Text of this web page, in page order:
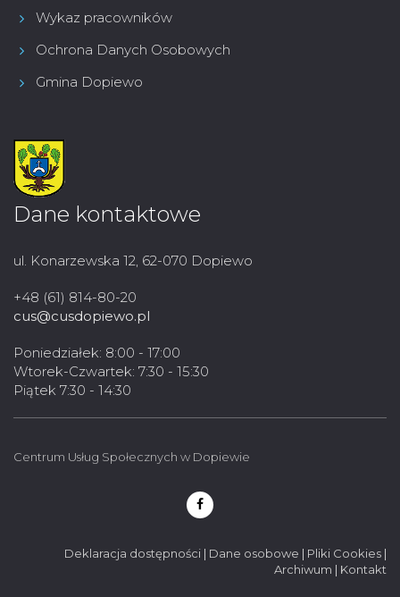
Wykaz pracowników
Ochrona Danych Osobowych
Gmina Dopiewo
Dane kontaktowe
ul. Konarzewska 12, 62-070 Dopiewo
+48 (61) 814-80-20
cus@cusdopiewo.pl
Poniedziałek: 8:00 - 17:00
Wtorek-Czwartek: 7:30 - 15:30
Piątek 7:30 - 14:30
Centrum Usług Społecznych w Dopiewie
Deklaracja dostępności | Dane osobowe | Pliki Cookies |
Archiwum | Kontakt